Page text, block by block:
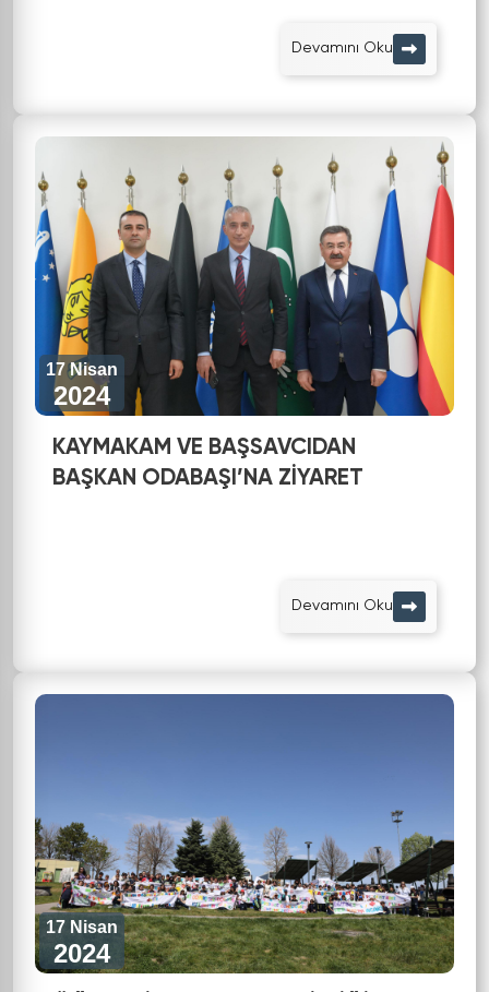
Devamını Oku
17 Nisan
2024
KAYMAKAM VE BAŞSAVCIDAN
BAŞKAN ODABAŞI’NA ZİYARET
Devamını Oku
17 Nisan
2024